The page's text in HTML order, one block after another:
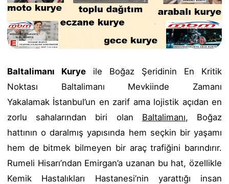
Baltalimanı Kurye ile Boğaz Şeridinin En Kritik
Noktası Baltalimanı Mevkiinde Zamanı
Yakalamak İstanbul’un en zarif ama lojistik açıdan en
zorlu sahalarından biri olan Baltalimanı, Boğaz
hattının o daralmış yapısında hem seçkin bir yaşamı
hem de bitmek bilmeyen bir araç trafiğini barındırır.
Rumeli Hisarı’ndan Emirgan’a uzanan bu hat, özellikle
Kemik Hastalıkları Hastanesi’nin yarattığı insan